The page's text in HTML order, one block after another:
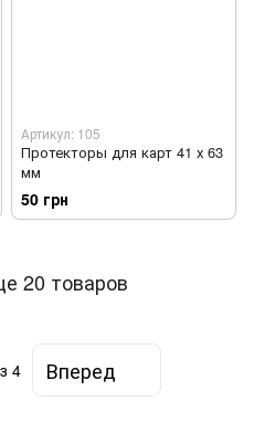
Артикул: 105
Протекторы для карт 41 х 63
мм
50 грн
20 товаров
4 Вперед